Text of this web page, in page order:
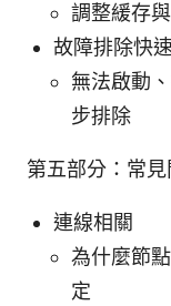
調整緩存
故障排除快
無法啟動
步排除
第五部分：常
連線相關
為什麼節
定